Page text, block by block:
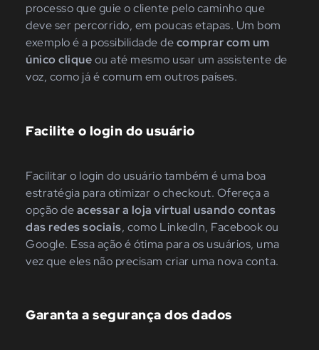
processo que guie o cliente pelo caminho que
deve ser percorrido, em poucas etapas. Um bom
exemplo é a possibilidade decomprar com um
único cliqueou até mesmo usar um assistente de
voz, como já é comum em outros países.
Facilite o login do usuário
Facilitar o login do usuário também é uma boa
estratégia para otimizar o checkout. Ofereça a
opção deacessar a loja virtual usando contas
das redes sociais, como LinkedIn, Facebook ou
Google. Essa ação é ótima para os usuários, uma
vez que eles não precisam criar uma nova conta.
Garanta a segurança dos dados